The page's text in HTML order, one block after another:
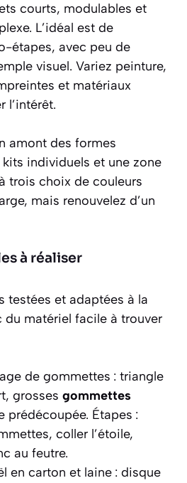
courts, modulables et
L’idéal est de
étapes, avec peu de
visuel. Variez peinture,
et matériaux
l’intérêt.
amont des formes
individuels et une zone
trois choix de couleurs
mais renouvelez d’un
à réaliser
testées et adaptées à la
matériel facile à trouver
de gommettes : triangle
grosses gommettes
prédécoupée. Étapes :
coller l’étoile,
au feutre.
en carton et laine : disque